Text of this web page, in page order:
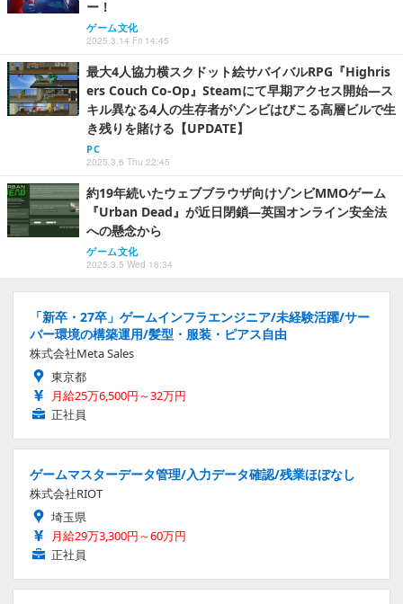
ー！
ゲーム文化
2025.3.14 Fri 14:45
最大4人協力横スクドット絵サバイバルRPG『Highris
ers Couch Co-Op』Steamにて早期アクセス開始―ス
キル異なる4人の生存者がゾンビはびこる高層ビルで生
き残りを賭ける【UPDATE】
PC
2025.3.6 Thu 22:45
約19年続いたウェブブラウザ向けゾンビMMOゲーム
『Urban Dead』が近日閉鎖―英国オンライン安全法
への懸念から
ゲーム文化
2025.3.5 Wed 16:34
「新卒・27卒」ゲームインフラエンジニア/未経験活躍/サー
バー環境の構築運用/髪型・服装・ピアス自由
株式会社Meta Sales
東京都
月給25万6,500円～32万円
正社員
ゲームマスターデータ管理/入力データ確認/残業ほぼなし
株式会社RIOT
埼玉県
月給29万3,300円～60万円
正社員